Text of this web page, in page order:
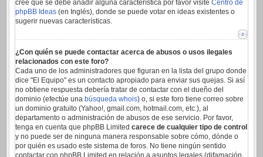
cree que se debe añadir alguna característica por favor visite Centro de
phpBB Ideas (en Inglés), donde se puede votar en ideas existentes o
sugerir nuevas características.
¿Con quién se puede contactar acerca de abusos o usos ilegales
relacionados con este foro?
Cada uno de los administradores que figuran en la lista del grupo donde
dice "El Equipo" es un contacto apropiado para enviar sus quejas. Si así
no obtiene respuesta debería tratar de contactar con el dueño del
dominio (efectúe una búsqueda whois) o, si este foro tiene correo sobre
un dominio gratuito (Yahoo!, gmail.com, hotmail.com, etc.), al
departamento o administración de abusos de ese servicio. Por favor,
tenga en cuenta que phpBB Limited carece de cualquier tipo de control
y no puede ser de ninguna manera responsable sobre cómo, dónde o
por quién es usado este sistema de foros. No tiene ningún sentido
contactar con phpBB Limited en relación a asuntos legales (difamación,